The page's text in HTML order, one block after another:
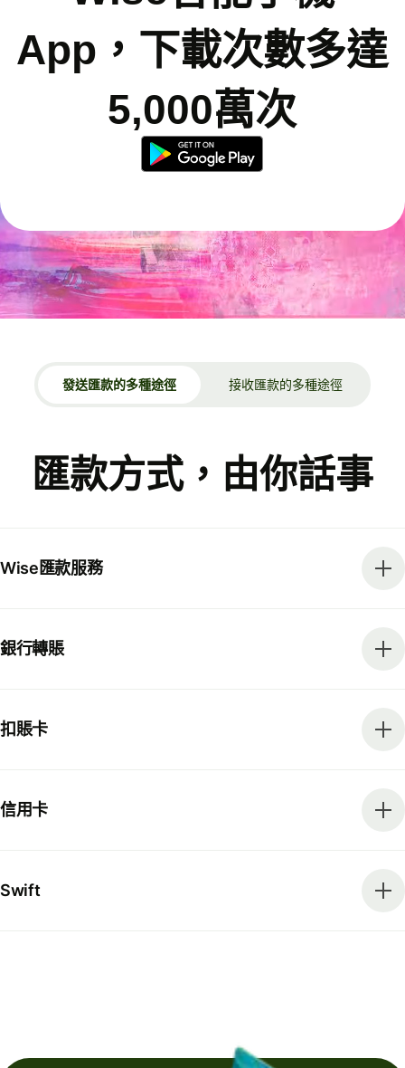
App，下載次數多達
5,000萬次
發送匯款的多種途徑 接收匯款的多種途徑
匯款方式，由你話事
Wise匯款服務
銀行轉賬
扣賬卡
信用卡
Swift